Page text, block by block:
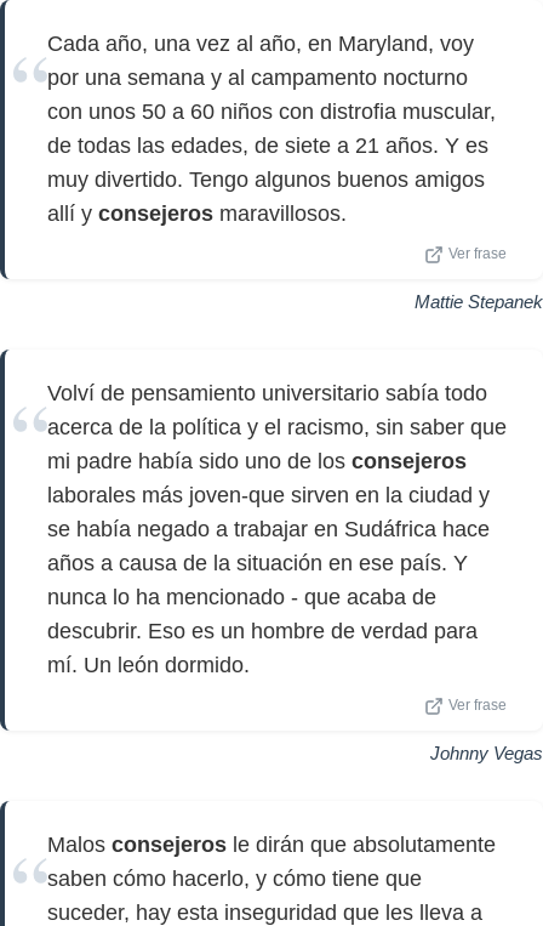
Cada año, una vez al año, en Maryland, voy
por una semana y al campamento nocturno
con unos 50 a 60 niños con distrofia muscular,
de todas las edades, de siete a 21 años. Y es
muy divertido. Tengo algunos buenos amigos
allí y consejeros maravillosos.
Ver frase
Mattie Stepanek
Volví de pensamiento universitario sabía todo
acerca de la política y el racismo, sin saber que
mi padre había sido uno de los consejeros
laborales más joven-que sirven en la ciudad y
se había negado a trabajar en Sudáfrica hace
años a causa de la situación en ese país. Y
nunca lo ha mencionado - que acaba de
descubrir. Eso es un hombre de verdad para
mí. Un león dormido.
Ver frase
Johnny Vegas
Malos consejeros le dirán que absolutamente
saben cómo hacerlo, y cómo tiene que
suceder, hay esta inseguridad que les lleva a